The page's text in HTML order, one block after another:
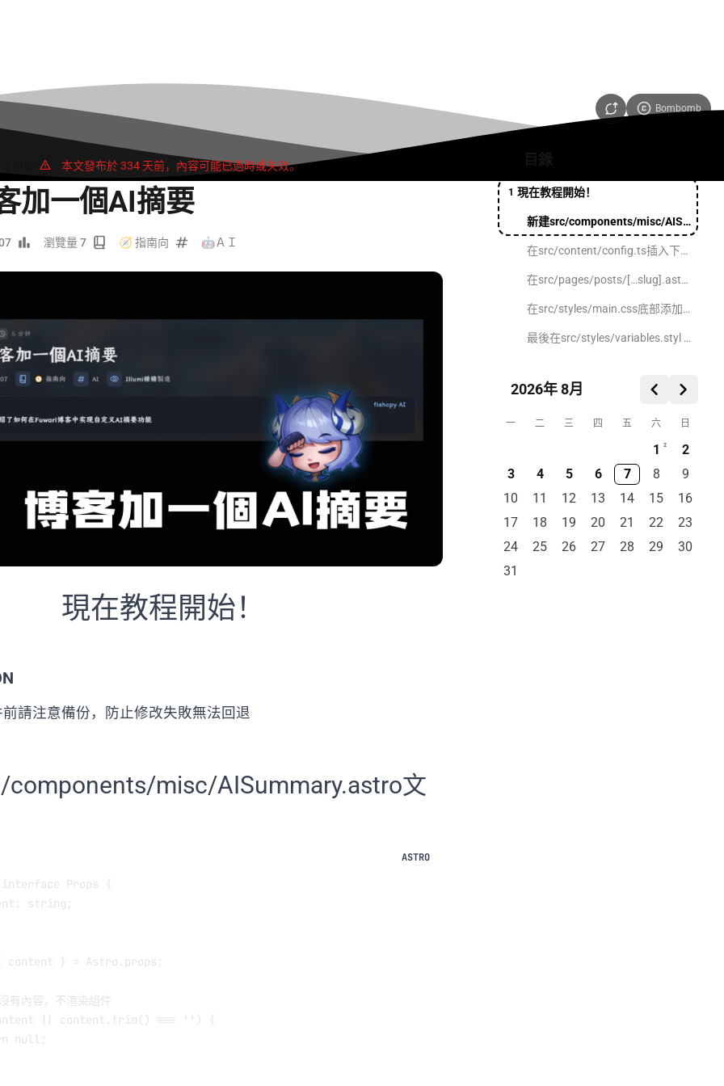
Bombomb
本文發布於 334 天前，內容可能已過時或失效。
加一個AI摘要
瀏覽量 7 🧭 指南向 🤖ＡＩ
現在教程開始！
請注意備份，防止修改失敗無法回退
components/misc/AISummary.astro文
interface Props {
: string ;
content } = Astro.props;
內容，不渲染組件
content. trim () === '' ) {
null ;
1 現在教程開始！
新建src/components/misc/AISummary.astro文件
在src/content/config.ts插入下方代碼，13行下左右，注意+號要刪除
在src/pages/posts/[…slug].astro插入下方代碼，注意+號要刪除
在src/styles/main.css底部添加下方代碼
最後在src/styles/variables.styl 大約19行後面添加下方代碼
2026年 8月
一 二 三 四 五 六 日
1 2
2
3
4 5 6 7 8
9
10
11 12 13 14 15
16
17
18 19 20 21 22
23
24
25 26 27 28 29
30
31